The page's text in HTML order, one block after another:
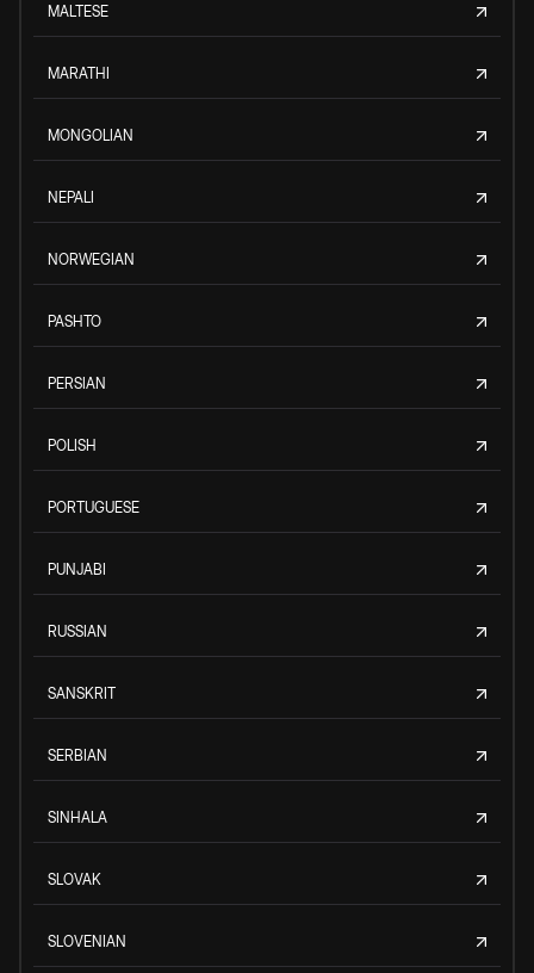
MALTESE
MARATHI
MONGOLIAN
NEPALI
NORWEGIAN
PASHTO
PERSIAN
POLISH
PORTUGUESE
PUNJABI
RUSSIAN
SANSKRIT
SERBIAN
SINHALA
SLOVAK
SLOVENIAN